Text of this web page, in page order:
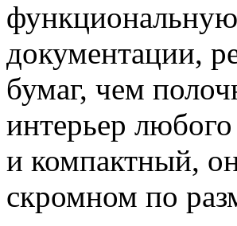
документации,
бумаг, чем
интерьер
и компактный,
скромном по